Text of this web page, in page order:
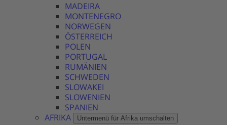
MADEIRA
MONTENEGRO
NORWEGEN
ÖSTERREICH
POLEN
PORTUGAL
RUMÄNIEN
SCHWEDEN
SLOWAKEI
SLOWENIEN
SPANIEN
AFRIKA
Untermenü für Afrika umschalten